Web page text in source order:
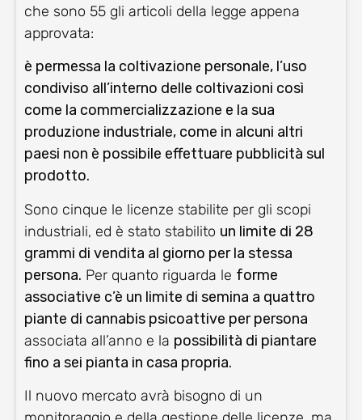
che sono 55 gli articoli della legge appena
approvata:
è permessa la coltivazione personale, l’uso
condiviso all’interno delle coltivazioni così
come la commercializzazione e la sua
produzione industriale, come in alcuni altri
paesi non è possibile effettuare pubblicità sul
prodotto.
Sono cinque le licenze stabilite per gli scopi
industriali, ed è stato stabilito un limite di 28
grammi di vendita al giorno per la stessa
persona. Per quanto riguarda le forme
associative c’è un limite di semina a quattro
piante di cannabis psicoattive per persona
associata all’anno e la possibilità di piantare
fino a sei pianta in casa propria.
Il nuovo mercato avrà bisogno di un